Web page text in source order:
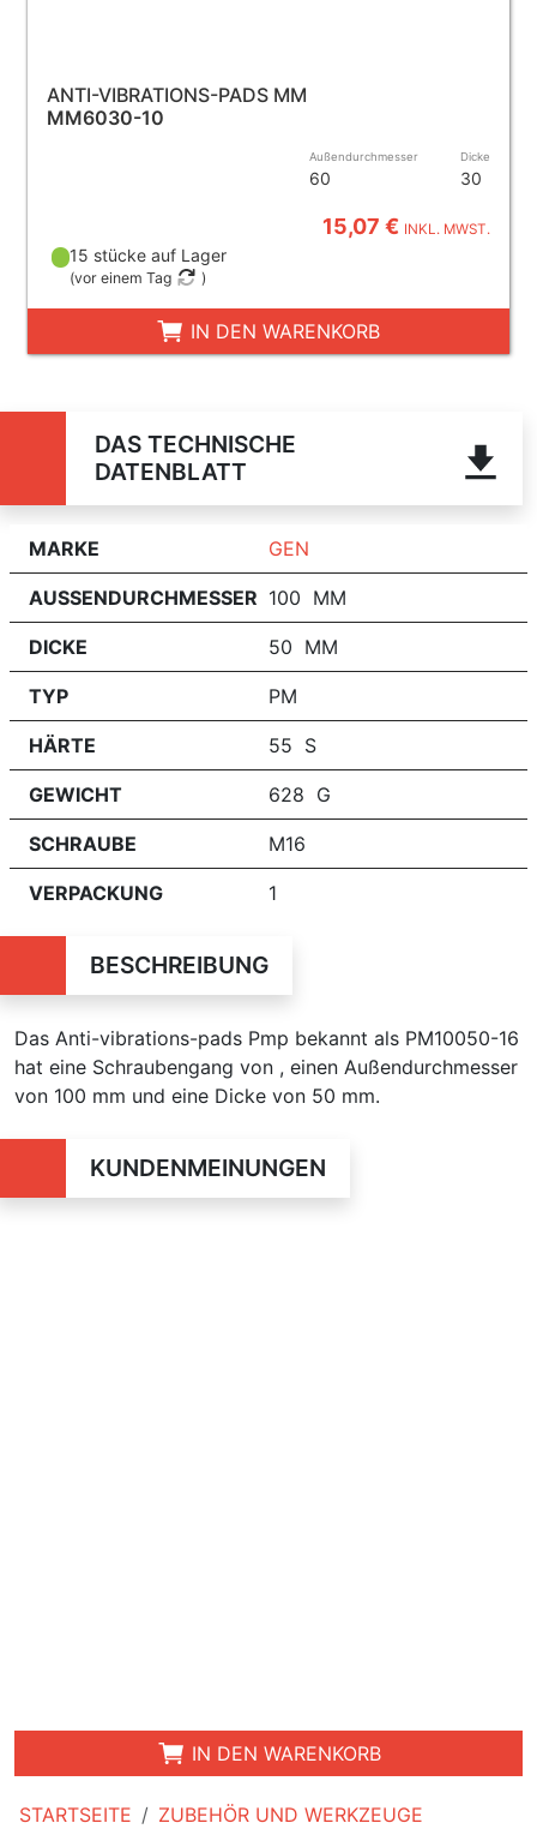
STARTSEITE
ZUBEHÖR UND WERKZEUGE
ANTI-VIBRATIONS-PADS MM
MM6030-10
Außendurchmesser
60
Dicke
30
15,07 € INKL. MWST.
15 stücke auf Lager
(vor einem Tag )
IN DEN WARENKORB
DAS TECHNISCHE
DATENBLATT
MARKE GEN
AUSSENDURCHMESSER 100 MM
DICKE 50 MM
TYP PM
HÄRTE 55 S
GEWICHT 628 G
SCHRAUBE M16
VERPACKUNG 1
BESCHREIBUNG
Das Anti-vibrations-pads Pmp bekannt als PM10050-16
hat eine Schraubengang von , einen Außendurchmesser
von 100 mm und eine Dicke von 50 mm.
KUNDENMEINUNGEN
IN DEN WARENKORB